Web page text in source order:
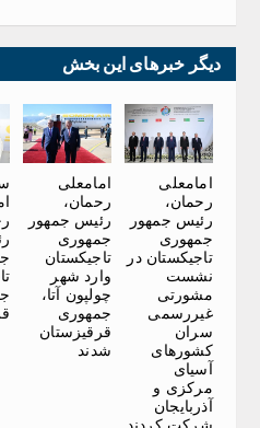
دیگر خبرهای این بخش
امامعلی
رحمان،
رئیس جمهور
جمهوری
تاجیکستان در
نشست
مشورتی
غیررسمی
سران
کشورهای
آسیای
مرکزی و
آذربایجان
امامعلی
رحمان،
رئیس جمهور
جمهوری
تاجیکستان
وارد شهر
چولپون آتا،
جمهوری
قرقیزستان
شدند